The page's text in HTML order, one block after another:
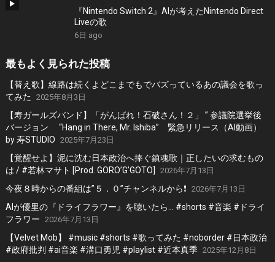
『Nintendo Switch 2』AIが考えたNintendo Direct
Liveの歌
6日 ago
最もよく見られた投稿
【替え歌】線路は続くよどこまでもでバズっているあの議会を歌っ
てみた
2025年8月3日
【寿ガールズバンド】「がんばれ！石破さん！２」 ” 参議院選挙後
バージョン “Hang in There, Mr. Ishiba” 緊急リリース（AI動画）
by 寿STUDIO 2025年7月23日
【覚醒せよ】泥に沈む日本政治へ捧ぐ鎮魂歌｜正したいの求むもの
は / #若林マサト [Prod. GORO’G’GOTO]
2026年7月13日
今夜８時からの番組は”５．０”チャンネルから❗️ 2026年7月13日
AIが優里の『ドライフラワー』を聴いたら… #shorts #音楽 #ドライ
フラワー 2026年7月13日
【Velvet Mob】 #music #shorts #歌ってみた #noborder #日本政治
#政府批判 #ai音楽 #溝口勇児 #playlist #近本真季 2025年12月8日